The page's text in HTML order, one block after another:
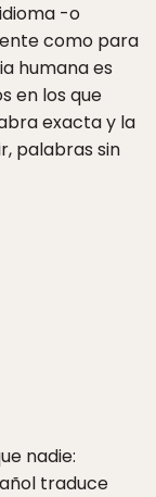
-o
como para
humana es
en los que
exacta y la
palabras sin
nadie:
traduce